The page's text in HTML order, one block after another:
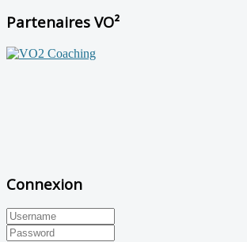
Partenaires VO²
Connexion